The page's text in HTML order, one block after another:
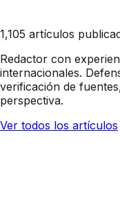
1,105 artículos
Redactor con
internacionales.
verificación de
perspectiva.
Ver todos los artículos